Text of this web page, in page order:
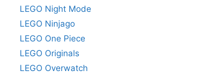
LEGO Night Mode
LEGO Ninjago
LEGO One Piece
LEGO Originals
LEGO Overwatch